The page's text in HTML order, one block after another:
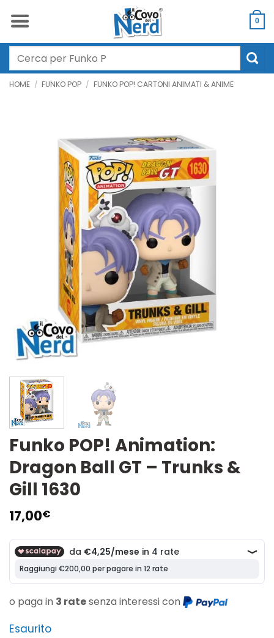
0
Cerca:
HOME / FUNKO POP / FUNKO POP! CARTONI ANIMATI & ANIME
Funko POP! Animation:
Dragon Ball GT – Trunks &
Gill 1630
17,00€
o paga in 3 ratesenza interessi con
Esaurito